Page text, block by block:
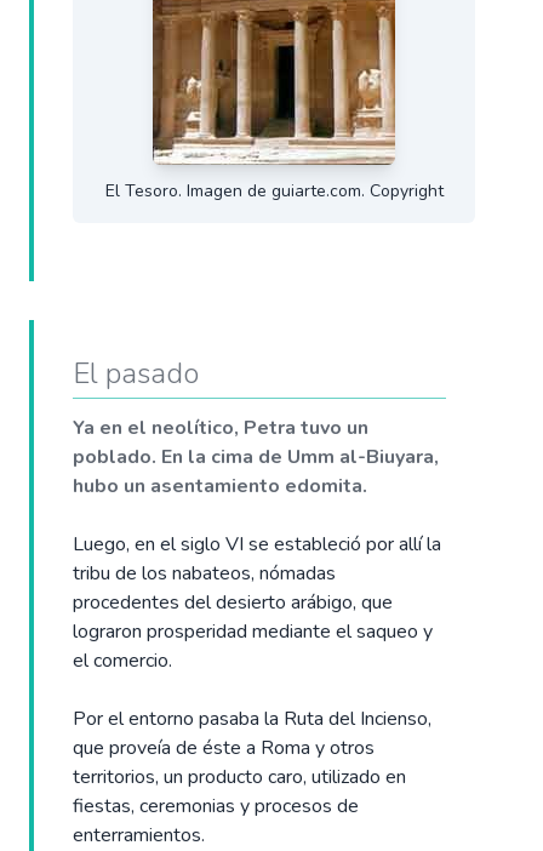
El Tesoro. Imagen de guiarte.com. Copyright
El pasado
Ya en el neolítico, Petra tuvo un
poblado. En la cima de Umm al-Biuyara,
hubo un asentamiento edomita.
Luego, en el siglo VI se estableció por allí la
tribu de los nabateos, nómadas
procedentes del desierto arábigo, que
lograron prosperidad mediante el saqueo y
el comercio.
Por el entorno pasaba la Ruta del Incienso,
que proveía de éste a Roma y otros
territorios, un producto caro, utilizado en
fiestas, ceremonias y procesos de
enterramientos.